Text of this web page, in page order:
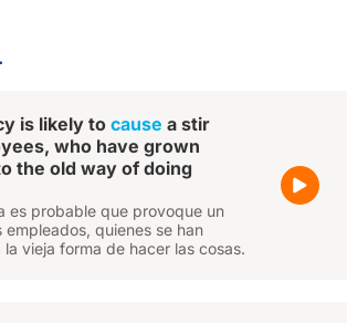
is likely tocause a stir
who have grown
the old way of doing
es probable que provoque un
empleados, quienes se han
vieja forma de hacer las cosas.